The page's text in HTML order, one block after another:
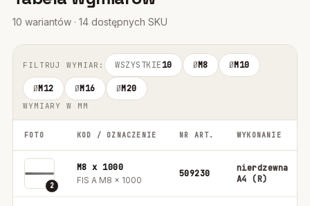
10 wariantów · 14 dostępnych SKU
FILTRUJ WYMIAR: WSZYSTKIE10 ØM8 ØM10
ØM12 ØM16 ØM20
WYMIARY W MM
FOTO KOD / OZNACZENIE NR ART. WYKONANIE
2
M8 x 1000
FIS A M8 x 1000
509230
nierdzewna
A4 (R)